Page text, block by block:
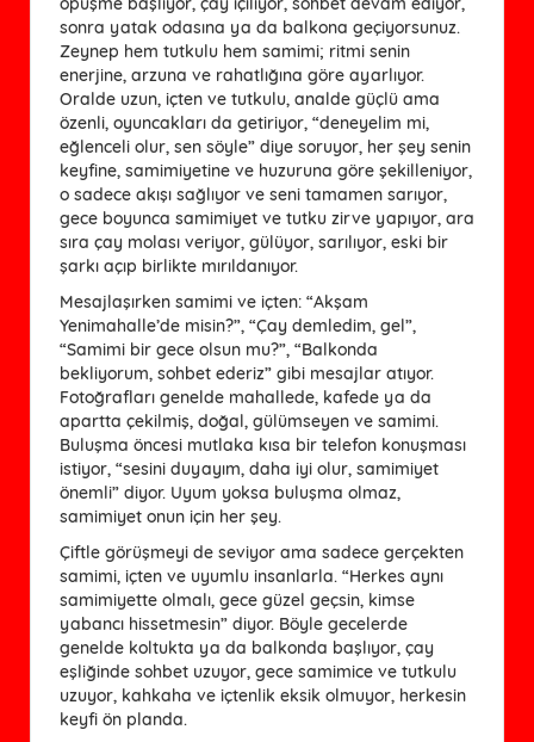
sonra yatak odasına ya da balkona geçiyorsunuz.
Zeynep hem tutkulu hem samimi; ritmi senin
enerjine, arzuna ve rahatlığına göre ayarlıyor.
Oralde uzun, içten ve tutkulu, analde güçlü ama
özenli, oyuncakları da getiriyor, “deneyelim mi,
eğlenceli olur, sen söyle” diye soruyor, her şey senin
keyfine, samimiyetine ve huzuruna göre şekilleniyor,
o sadece akışı sağlıyor ve seni tamamen sarıyor,
gece boyunca samimiyet ve tutku zirve yapıyor, ara
sıra çay molası veriyor, gülüyor, sarılıyor, eski bir
şarkı açıp birlikte mırıldanıyor.
Mesajlaşırken samimi ve içten: “Akşam
Yenimahalle’de misin?”, “Çay demledim, gel”,
“Samimi bir gece olsun mu?”, “Balkonda
bekliyorum, sohbet ederiz” gibi mesajlar atıyor.
Fotoğrafları genelde mahallede, kafede ya da
apartta çekilmiş, doğal, gülümseyen ve samimi.
Buluşma öncesi mutlaka kısa bir telefon konuşması
istiyor, “sesini duyayım, daha iyi olur, samimiyet
önemli” diyor. Uyum yoksa buluşma olmaz,
samimiyet onun için her şey.
Çiftle görüşmeyi de seviyor ama sadece gerçekten
samimi, içten ve uyumlu insanlarla. “Herkes aynı
samimiyette olmalı, gece güzel geçsin, kimse
yabancı hissetmesin” diyor. Böyle gecelerde
genelde koltukta ya da balkonda başlıyor, çay
eşliğinde sohbet uzuyor, gece samimice ve tutkulu
uzuyor, kahkaha ve içtenlik eksik olmuyor, herkesin
keyfi ön planda.